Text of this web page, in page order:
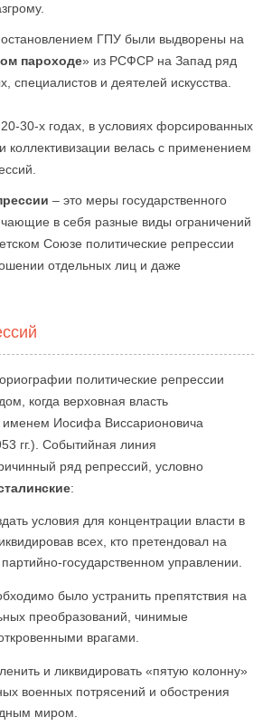
ГПУ были выдворены на
пароходе» из РСФСР на Запад ряд
специалистов и деятелей искусства.
30-х годах, в условиях форсированных
коллективизации велась с применением
– это меры государственного
в себя разные виды ограничений
Союзе политические репрессии
отдельных лиц и даже
политические репрессии
когда верховная власть
именем Иосифа Виссарионовича
гг.). Событийная линия
ряд репрессий, условно
:
условия для концентрации власти в
всех, кто претендовал на
государственном управлении.
было устранить препятствия на
преобразований, чинимые
врагами.
и ликвидировать «пятую колонну»
военных потрясений и обострения
миром.